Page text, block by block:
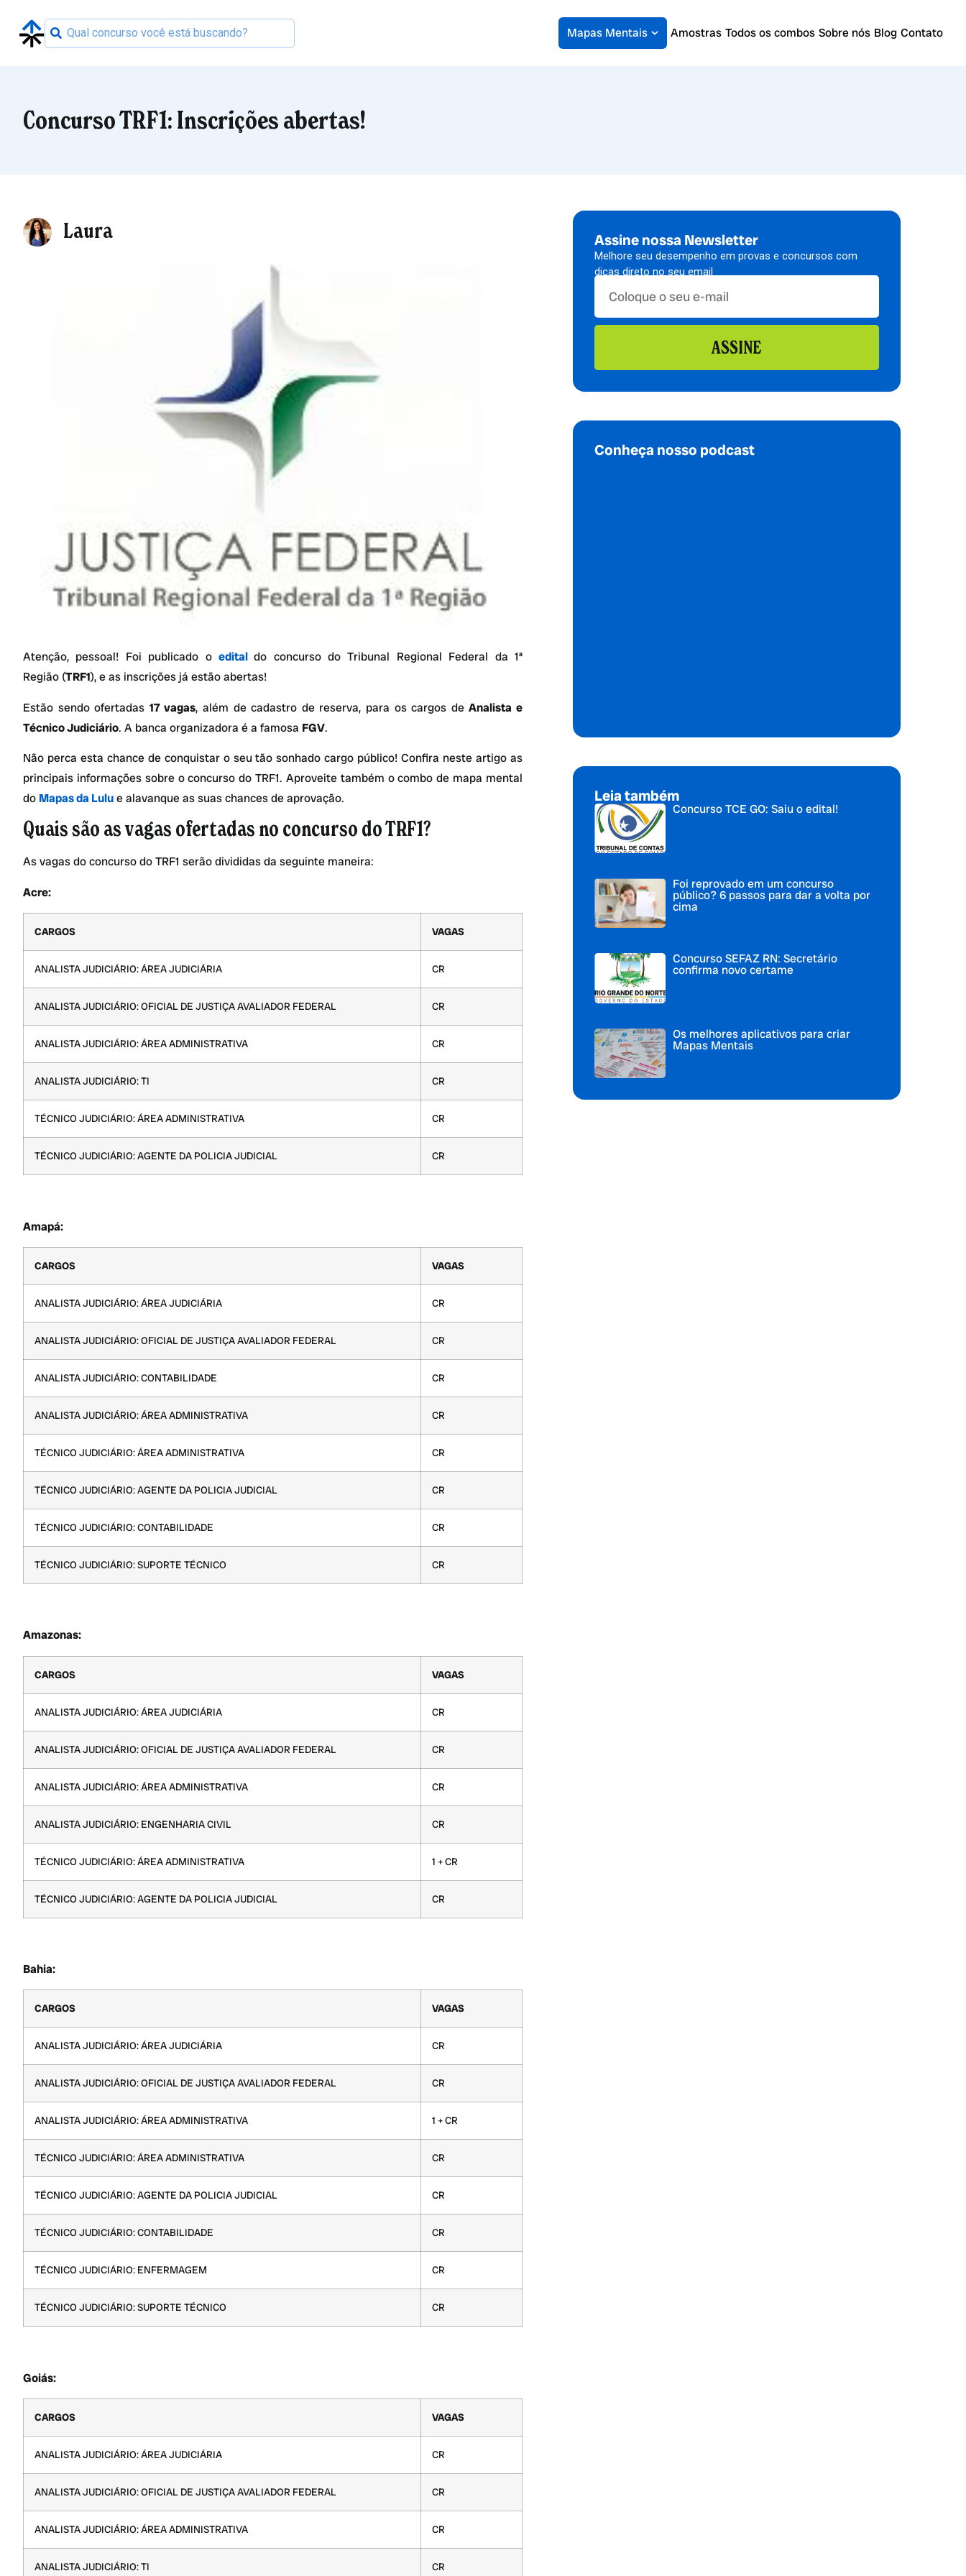
Mapas Mentais Amostras Todos os combos Sobre nós Blog Contato
Concurso TRF1: Inscrições abertas!
Laura
Atenção, pessoal! Foi publicado o edital do concurso do Tribunal Regional Federal da 1ª
Região (TRF1), e as inscrições já estão abertas!
Estão sendo ofertadas 17 vagas, além de cadastro de reserva, para os cargos deAnalista e
Técnico Judiciário. A banca organizadora é a famosa FGV.
Não perca esta chance de conquistar o seu tão sonhado cargo público! Confira neste artigo as
principais informações sobre o concurso do TRF1. Aproveite também o combo de mapa mental
do Mapas da Lulue alavanque as suas chances de aprovação.
Quais são as vagas ofertadas no concurso do TRF1?
As vagas do concurso do TRF1 serão divididas da seguinte maneira:
Acre:
CARGOS VAGAS
ANALISTA JUDICIÁRIO: ÁREA JUDICIÁRIA CR
ANALISTA JUDICIÁRIO: OFICIAL DE JUSTIÇA AVALIADOR FEDERAL CR
ANALISTA JUDICIÁRIO: ÁREA ADMINISTRATIVA CR
ANALISTA JUDICIÁRIO: TI CR
TÉCNICO JUDICIÁRIO: ÁREA ADMINISTRATIVA CR
TÉCNICO JUDICIÁRIO: AGENTE DA POLICIA JUDICIAL CR
Amapá:
CARGOS VAGAS
ANALISTA JUDICIÁRIO: ÁREA JUDICIÁRIA CR
ANALISTA JUDICIÁRIO: OFICIAL DE JUSTIÇA AVALIADOR FEDERAL CR
ANALISTA JUDICIÁRIO: CONTABILIDADE CR
ANALISTA JUDICIÁRIO: ÁREA ADMINISTRATIVA CR
TÉCNICO JUDICIÁRIO: ÁREA ADMINISTRATIVA CR
TÉCNICO JUDICIÁRIO: AGENTE DA POLICIA JUDICIAL CR
TÉCNICO JUDICIÁRIO: CONTABILIDADE CR
TÉCNICO JUDICIÁRIO: SUPORTE TÉCNICO CR
Amazonas:
CARGOS VAGAS
ANALISTA JUDICIÁRIO: ÁREA JUDICIÁRIA CR
ANALISTA JUDICIÁRIO: OFICIAL DE JUSTIÇA AVALIADOR FEDERAL CR
ANALISTA JUDICIÁRIO: ÁREA ADMINISTRATIVA CR
ANALISTA JUDICIÁRIO: ENGENHARIA CIVIL CR
TÉCNICO JUDICIÁRIO: ÁREA ADMINISTRATIVA 1 + CR
TÉCNICO JUDICIÁRIO: AGENTE DA POLICIA JUDICIAL CR
Bahia:
CARGOS VAGAS
ANALISTA JUDICIÁRIO: ÁREA JUDICIÁRIA CR
ANALISTA JUDICIÁRIO: OFICIAL DE JUSTIÇA AVALIADOR FEDERAL CR
ANALISTA JUDICIÁRIO: ÁREA ADMINISTRATIVA 1 + CR
TÉCNICO JUDICIÁRIO: ÁREA ADMINISTRATIVA CR
TÉCNICO JUDICIÁRIO: AGENTE DA POLICIA JUDICIAL CR
TÉCNICO JUDICIÁRIO: CONTABILIDADE CR
TÉCNICO JUDICIÁRIO: ENFERMAGEM CR
TÉCNICO JUDICIÁRIO: SUPORTE TÉCNICO CR
Goiás:
CARGOS VAGAS
ANALISTA JUDICIÁRIO: ÁREA JUDICIÁRIA CR
ANALISTA JUDICIÁRIO: OFICIAL DE JUSTIÇA AVALIADOR FEDERAL CR
ANALISTA JUDICIÁRIO: ÁREA ADMINISTRATIVA CR
ANALISTA JUDICIÁRIO: TI CR
Assine nossa Newsletter
Melhore seu desempenho em provas e concursos com
dicas direto no seu email
ASSINE
Conheça nosso podcast
Leia também
Concurso TCE GO: Saiu o edital!
Foi reprovado em um concurso
público? 6 passos para dar a volta por
cima
Concurso SEFAZ RN: Secretário
confirma novo certame
Os melhores aplicativos para criar
Mapas Mentais